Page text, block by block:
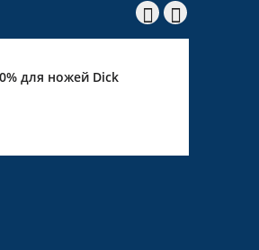
 
Скидка 10% на Giesser